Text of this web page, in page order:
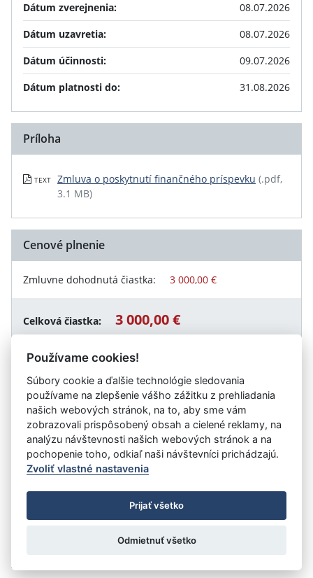
Dátum zverejnenia:
08.07.2026
Dátum uzavretia:
08.07.2026
Dátum účinnosti:
09.07.2026
Dátum platnosti do:
31.08.2026
Príloha
TEXT Zmluva o poskytnutí finančného príspevku (.pdf,
3.1 MB)
Cenové plnenie
Zmluvne dohodnutá čiastka: 3 000,00 €
Celková čiastka: 3 000,00 €
Návrat späť
Vystavil:Centrum pre deti a rodiny Veľké Kapušany
Úrad vlády SR
- Všetky práva vyhradené
Prehlásenie o prístupnosti
Zmluvy do 31.12.2010
Nastavenia cookies
: Aglo Solutions
Používame cookies!
Súbory cookie a ďalšie technológie sledovania
používame na zlepšenie vášho zážitku z prehliadania
našich webových stránok, na to, aby sme vám
zobrazovali prispôsobený obsah a cielené reklamy, na
analýzu návštevnosti našich webových stránok a na
pochopenie toho, odkiaľ naši návštevníci prichádzajú.
Zvoliť vlastné nastavenia
Prijať všetko
Odmietnuť všetko